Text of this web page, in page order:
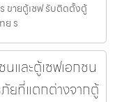
ขายตู้เซฟ รับติดตั้งตู้
ย ร
และตู้เซฟเอกชน
ภัยที่แตกต่างจากตู้